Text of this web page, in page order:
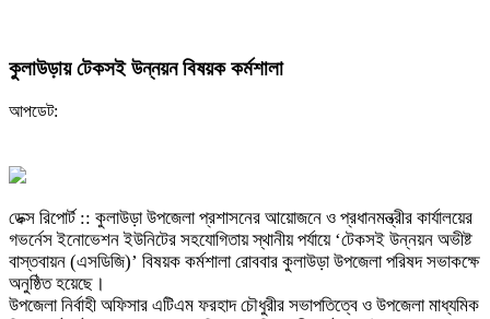
কুলাউড়ায় টেকসই উন্নয়ন বিষয়ক কর্মশালা
আপডেট:
ডেক্স রিপোর্ট :: কুলাউড়া উপজেলা প্রশাসনের আয়োজনে ও প্রধানমন্ত্রীর কার্যালয়ের
গভর্নেস ইনোভেশন ইউনিটের সহযোগিতায় স্থানীয় পর্যায়ে ‘টেকসই উন্নয়ন অভীষ্ট
বাস্তবায়ন (এসডিজি)’ বিষয়ক কর্মশালা রোববার কুলাউড়া উপজেলা পরিষদ সভাকক্ষে
অনুষ্ঠিত হয়েছে।
উপজেলা নির্বাহী অফিসার এটিএম ফরহাদ চৌধুরীর সভাপতিত্বে ও উপজেলা মাধ্যমিক